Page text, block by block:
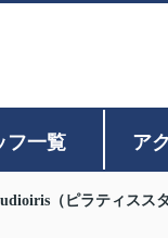
フ一覧 ア
（ピラティスス